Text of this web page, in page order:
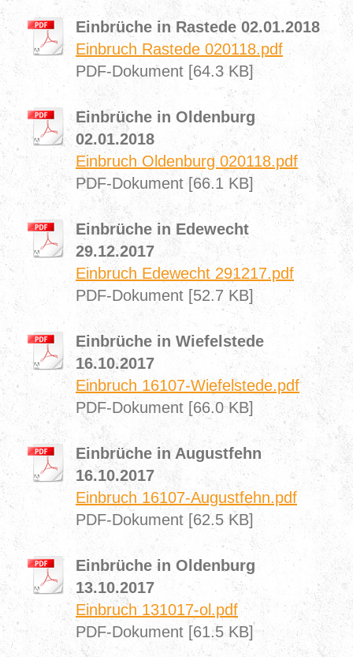
Einbrüche in Rastede 02.01.2018
Einbruch Rastede 020118.pdf
PDF-Dokument [64.3 KB]
Einbrüche in Oldenburg
02.01.2018
Einbruch Oldenburg 020118.pdf
PDF-Dokument [66.1 KB]
Einbrüche in Edewecht
29.12.2017
Einbruch Edewecht 291217.pdf
PDF-Dokument [52.7 KB]
Einbrüche in Wiefelstede
16.10.2017
Einbruch 16107-Wiefelstede.pdf
PDF-Dokument [66.0 KB]
Einbrüche in Augustfehn
16.10.2017
Einbruch 16107-Augustfehn.pdf
PDF-Dokument [62.5 KB]
Einbrüche in Oldenburg
13.10.2017
Einbruch 131017-ol.pdf
PDF-Dokument [61.5 KB]